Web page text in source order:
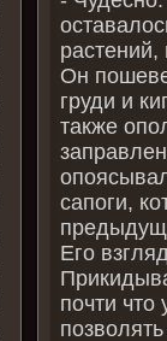
Он
груди и
также
сапоги,
Его
почти